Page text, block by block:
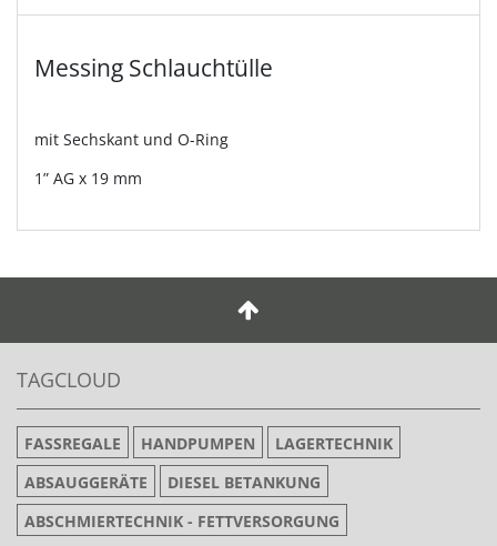
Messing Schlauchtülle
mit Sechskant und O-Ring
1” AG x 19 mm
TAGCLOUD
FASSREGALE HANDPUMPEN
LAGERTECHNIK
ABSAUGGERÄTE
DIESEL BETANKUNG
ABSCHMIERTECHNIK - FETTVERSORGUNG